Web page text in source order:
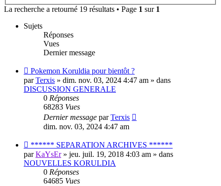
La recherche a retourné 19 résultats • Page 1 sur 1
Sujets
Réponses
Vues
Dernier message
Nouveau
message
Pokemon Koruldia pour bientôt ?
parTerxis » dim. nov. 03, 2024 4:47 am » dans
DISCUSSION GENERALE
0 Réponses
68283 Vues
Dernier message parTerxis
dim. nov. 03, 2024 4:47 am
Nouveau
message
****** SEPARATION ARCHIVES ******
parKaYsEr» jeu. juil. 19, 2018 4:03 am » dans
NOUVELLES KORULDIA
0 Réponses
64685 Vues